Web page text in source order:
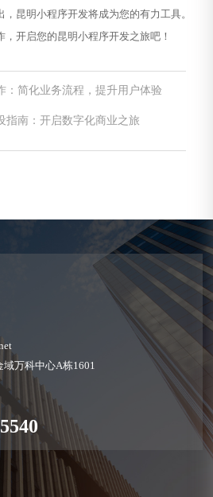
昆明小程序开发将成为您的有力工具。
开启您的昆明小程序开发之旅吧！
：简化业务流程，提升用户体验
指南：开启数字化商业之旅
万科中心A栋1601